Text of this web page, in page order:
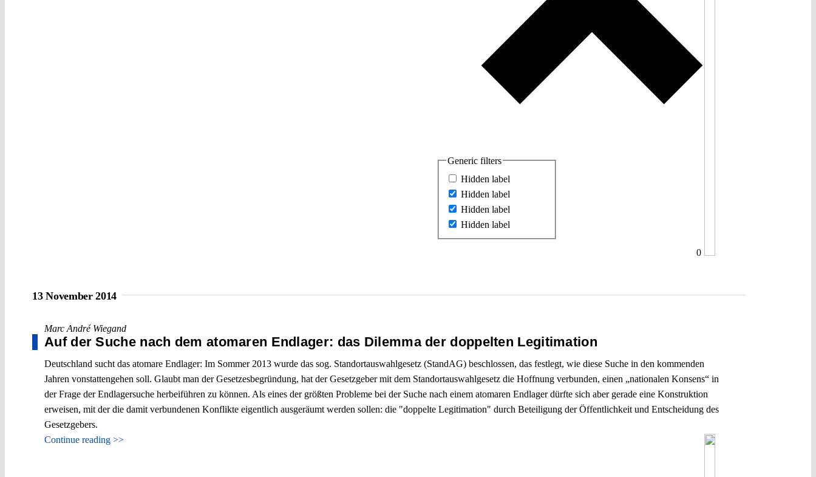
Generic filters
Hidden label
Hidden label
Hidden label
Hidden label
0
13 November 2014
Marc André Wiegand
Auf der Suche nach dem atomaren Endlager: das Dilemma der doppelten Legitimation
Deutschland sucht das atomare Endlager: Im Sommer 2013 wurde das sog. Standortauswahlgesetz (StandAG) beschlossen, das festlegt, wie diese Suche in den kommenden
Jahren vonstattengehen soll. Glaubt man der Gesetzesbegründung, hat der Gesetzgeber mit dem Standortauswahlgesetz die Hoffnung verbunden, einen „nationalen Konsens“ in
der Frage der Endlagersuche herbeiführen zu können. Als eines der größten Probleme bei der Suche nach einem atomaren Endlager dürfte sich aber gerade eine Konstruktion
erweisen, mit der die damit verbundenen Konflikte eigentlich ausgeräumt werden sollen: die "doppelte Legitimation" durch Beteiligung der Öffentlichkeit und Entscheidung des
Gesetzgebers.
Continue reading >>